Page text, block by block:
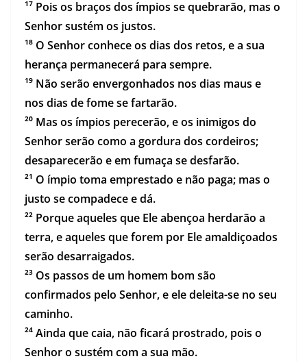
¹⁷ Pois os braços dos ímpios se quebrarão, mas o
Senhor sustém os justos.
¹⁸ O Senhor conhece os dias dos retos, e a sua
herança permanecerá para sempre.
¹⁹ Não serão envergonhados nos dias maus e
nos dias de fome se fartarão.
²⁰ Mas os ímpios perecerão, e os inimigos do
Senhor serão como a gordura dos cordeiros;
desaparecerão e em fumaça se desfarão.
²¹ O ímpio toma emprestado e não paga; mas o
justo se compadece e dá.
²² Porque aqueles que Ele abençoa herdarão a
terra, e aqueles que forem por Ele amaldiçoados
serão desarraigados.
²³ Os passos de um homem bom são
confirmados pelo Senhor, e ele deleita-se no seu
caminho.
²⁴ Ainda que caia, não ficará prostrado, pois o
Senhor o sustém com a sua mão.